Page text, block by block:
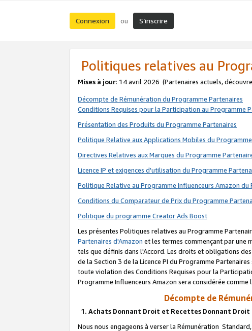
Connexion ou S’inscrire
Politiques relatives au
Mises à jour: 14 avril 2026 (Partenaires actuels,
Décompte de Rémunération du Programme Partenaires
Conditions Requises pour la Participation au Programme
Présentation des Produits du Programme Partenaires
Politique Relative aux Applications Mobiles du
Directives Relatives aux Marques du Programme
Licence IP et exigences d'utilisation du Programme
Politique Relative au Programme Influenceurs Amazon du
Conditions du Comparateur de Prix du Programme
Politique du programme Creator Ads Boost
Les présentes Politiques relatives au Programme
Partenaires d'Amazon et les termes commençant par une
tels que définis dans l'Accord. Les droits et obligations
de la Section 3 de la Licence PI du Programme
toute violation des Conditions Requises pour la
Programme Influenceurs Amazon sera considérée
Décompte de
1. Achats Donnant Droit et Recettes Donnant Droit
Nous nous engageons à verser la Rémunération